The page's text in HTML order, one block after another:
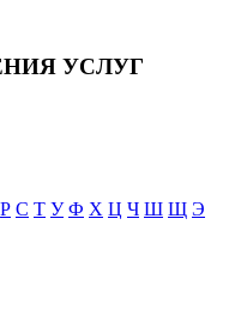
УСЛУГ
Р С Т У Ф Х Ц Ч Ш Щ Э